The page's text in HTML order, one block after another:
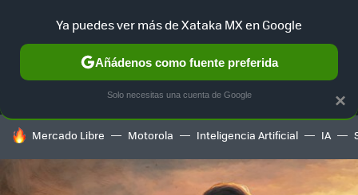
MENÚ NUEVO
GAMING HOME AUTO
HOY SE HABLA DE
Mercado Libre Motorola Inteligencia Artificial IA
×
Ya puedes ver más de Xataka MX en Google
Añádenos como fuente preferida
Solo necesitas una cuenta de Google